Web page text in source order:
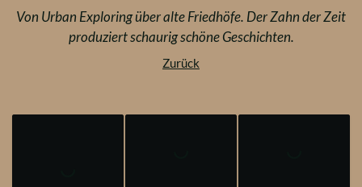
Von Urban Exploring über alte Friedhöfe. Der Zahn der Zeit
produziert schaurig schöne Geschichten.
Zurück